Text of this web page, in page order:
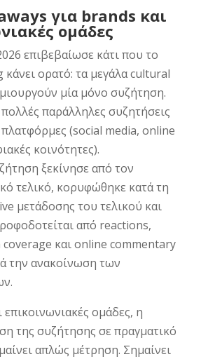
για brands και
ομάδες
επιβεβαίωσε κάτι που το
ορατό: τα μεγάλα cultural
μία μόνο συζήτηση.
παράλληλες συζητήσεις
(social media, online
κοινότητες).
ξεκίνησε από τον
τελικό, κορυφώθηκε κατά τη
μετάδοσης του τελικού και
από reactions,
coverage και online commentary
την ανακοίνωση των
επικοινωνιακές ομάδες, η
της συζήτησης σε πραγματικό
απλώς μέτρηση. Σημαίνει